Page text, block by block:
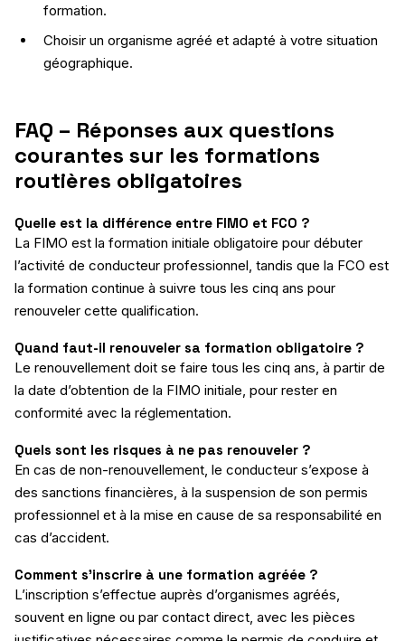
formation.
Choisir un organisme agréé et adapté à votre situation
géographique.
FAQ – Réponses aux questions
courantes sur les formations
routières obligatoires
Quelle est la différence entre FIMO et FCO ?
La FIMO est la formation initiale obligatoire pour débuter
l’activité de conducteur professionnel, tandis que la FCO est
la formation continue à suivre tous les cinq ans pour
renouveler cette qualification.
Quand faut-il renouveler sa formation obligatoire ?
Le renouvellement doit se faire tous les cinq ans, à partir de
la date d’obtention de la FIMO initiale, pour rester en
conformité avec la réglementation.
Quels sont les risques à ne pas renouveler ?
En cas de non-renouvellement, le conducteur s’expose à
des sanctions financières, à la suspension de son permis
professionnel et à la mise en cause de sa responsabilité en
cas d’accident.
Comment s’inscrire à une formation agréée ?
L’inscription s’effectue auprès d’organismes agréés,
souvent en ligne ou par contact direct, avec les pièces